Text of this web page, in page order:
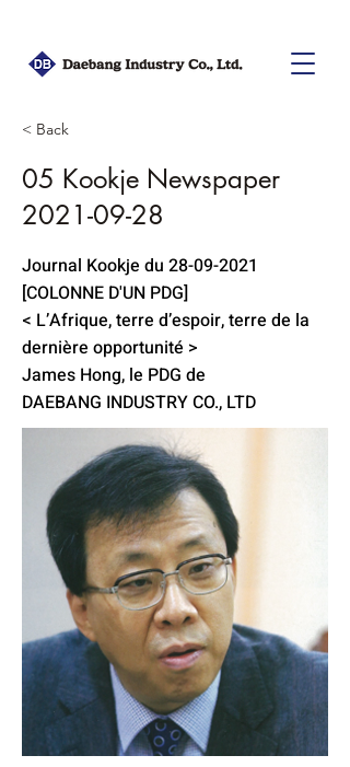
< Back
05 Kookje Newspaper
2021-09-28
Journal Kookje du 28-09-2021
[COLONNE D'UN PDG]
< L’Afrique, terre d’espoir, terre de la
dernière opportunité >
James Hong, le PDG de
DAEBANG INDUSTRY CO., LTD